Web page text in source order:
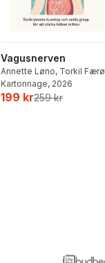
Vagusnerven
Annette Løno, Torkil Færø
Kartonnage, 2026
199 kr259 kr